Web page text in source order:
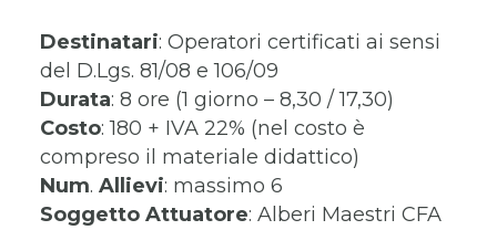
Destinatari: Operatori certificati ai sensi
del D.Lgs. 81/08 e 106/09
Durata: 8 ore (1 giorno – 8,30 / 17,30)
Costo: 180 + IVA 22% (nel costo è
compreso il materiale didattico)
Num. Allievi: massimo 6
Soggetto Attuatore: Alberi Maestri CFA